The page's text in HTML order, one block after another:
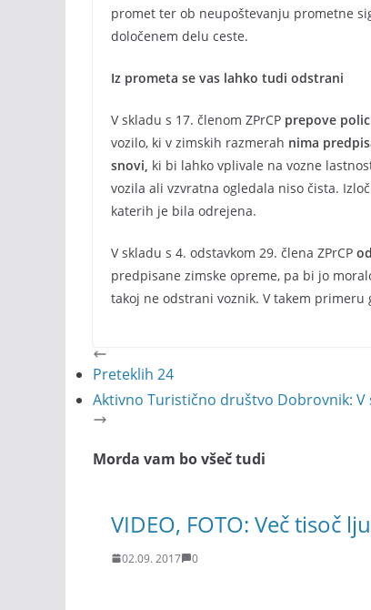
promet ter ob neupoštevanju prometne
določenem delu ceste.
Iz prometa se vas lahko tudi odstrani
V skladu s 17. členom ZPrCP prepove
vozilo, ki v zimskih razmerah nima
snovi, ki bi lahko vplivale na vozne
vozila ali vzvratna ogledala niso čista.
katerih je bila odrejena.
V skladu s 4. odstavkom 29. člena ZPrCP
predpisane zimske opreme, pa bi jo
takoj ne odstrani voznik. V takem
Preteklih 24
Aktivno Turistično društvo Dobrovnik:
Morda vam bo všeč tudi
VIDEO, FOTO: Več tisoč
02.09. 2017 0